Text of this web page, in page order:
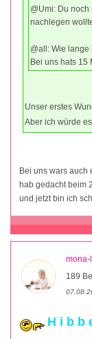
@Umi: Du
nachlegen
@all: Wie
Bei uns hats 15
Unser erstes
Aber ich würde
Bei uns wars auch
hab gedacht beim
und jetzt bin ich
189
H i b b